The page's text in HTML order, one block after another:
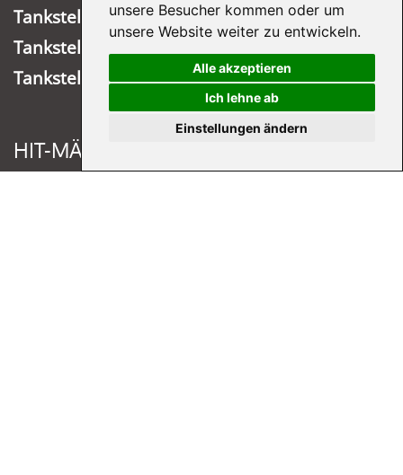
unsere Besucher kommen oder um
unsere Website weiter zu entwickeln.
Alle akzeptieren
Ich lehne ab
Einstellungen ändern
Tankstelle Wipperfürth
Tankstelle Lastrup Süd
Tankstelle Köln-Buchforst
HIT-MÄRKTE